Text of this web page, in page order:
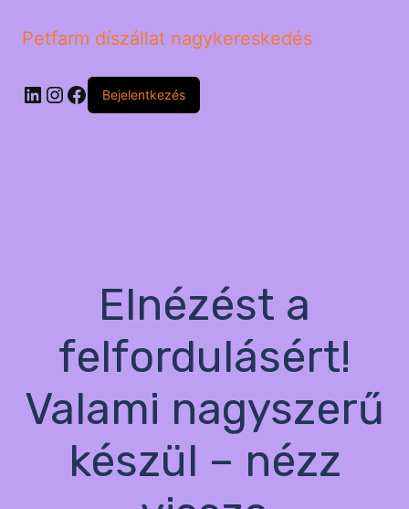
Petfarm díszállat nagykereskedés
LinkedIn
Instagram
Facebook
Bejelentkezés
Elnézést a
felfordulásért!
Valami nagyszerű
készül – nézz